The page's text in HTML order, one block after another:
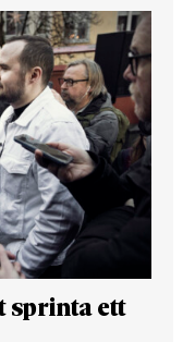
sprinta ett